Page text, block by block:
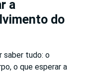
a
do
saber tudo: o
o que esperar a